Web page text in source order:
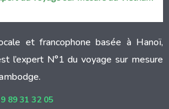
et francophone basée à Hanoï,
l’expert N°1 du voyage sur mesure
89 31 32 05